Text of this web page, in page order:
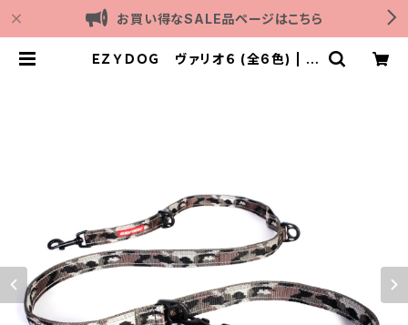
お買い得なSALE品ページはこちら
ＥＺＹＤＯＧ ヴァリオ６ (全6色) | O